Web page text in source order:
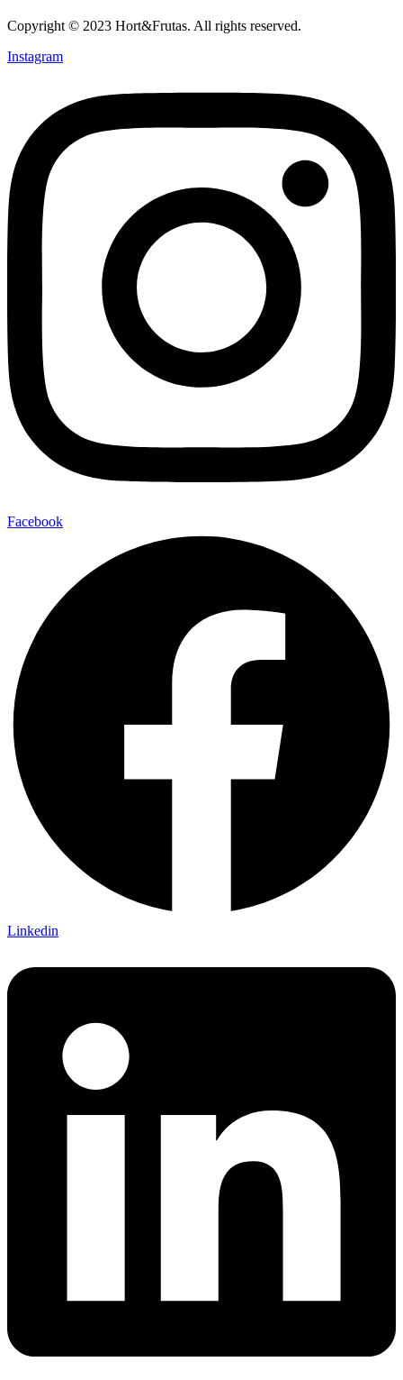
Copyright © 2023 Hort&Frutas. All rights reserved.
Instagram
Facebook
Linkedin